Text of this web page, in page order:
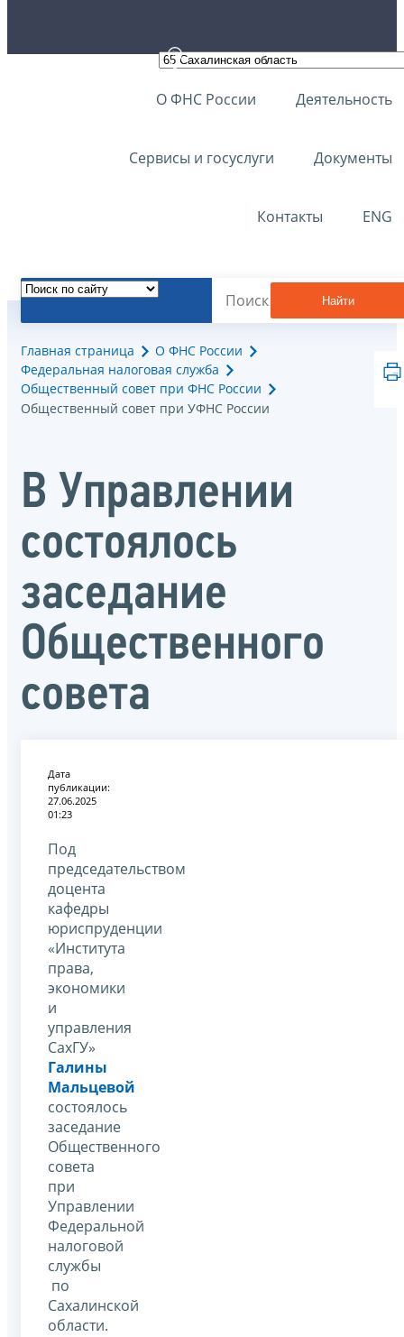
О ФНС России Деятельность
Сервисы и госуслуги Документы
Контакты ENG
Найти
Главная страница
О ФНС России
Федеральная налоговая служба
Общественный совет при ФНС России
Общественный совет при УФНС России
В Управлении
состоялось
заседание
Общественного
совета
Дата
публикации:
27.06.2025
01:23
Под
председательством
доцента
кафедры
юриспруденции
«Института
права,
экономики
и
управления
СахГУ»
Галины
Мальцевой
состоялось
заседание
Общественного
совета
при
Управлении
Федеральной
налоговой
службы
по
Сахалинской
области.